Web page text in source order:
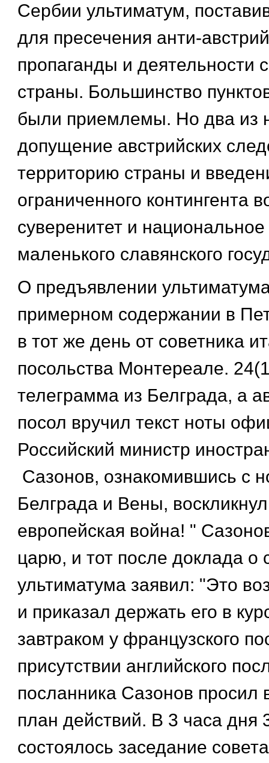
Сербии ультиматум,
для пресечения анти-
пропаганды и деятельности
страны. Большинство
были приемлемы. Но два из
допущение австрийских
территорию страны и
ограниченного контингента
суверенитет и
маленького славянского
О предъявлении
примерном содержании в
в тот же день от советника
посольства Монтереале.
телеграмма из Белграда, а
посол вручил текст ноты
Российский министр
Сазонов, ознакомившись с
Белграда и Вены,
европейская война! "
царю, и тот после доклада о
ультиматума заявил: "Это
и приказал держать его в
завтраком у французского
присутствии английского
посланника Сазонов просил
план действий. В 3 часа дня
состоялось заседание